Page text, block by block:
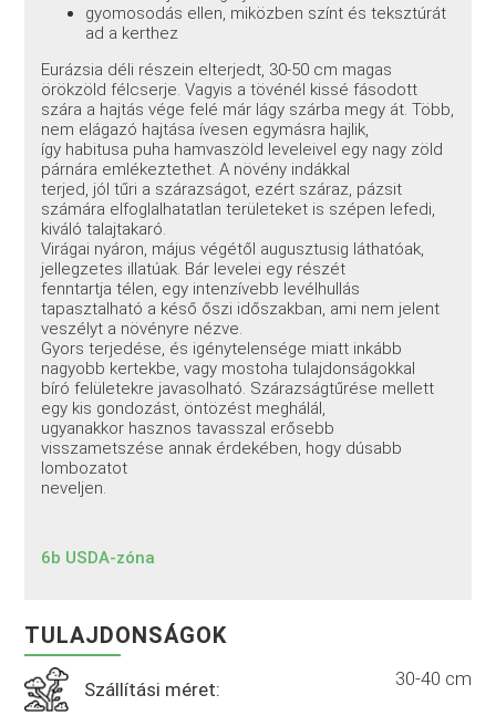
gyomosodás ellen, miközben színt és teksztúrát
ad a kerthez
Eurázsia déli részein elterjedt, 30-50 cm magas
örökzöld félcserje. Vagyis a tövénél kissé fásodott
szára a hajtás vége felé már lágy szárba megy át. Több,
nem elágazó hajtása ívesen egymásra hajlik,
így habitusa puha hamvaszöld leveleivel egy nagy zöld
párnára emlékeztethet. A növény indákkal
terjed, jól tűri a szárazságot, ezért száraz, pázsit
számára elfoglalhatatlan területeket is szépen lefedi,
kiváló talajtakaró.
Virágai nyáron, május végétől augusztusig láthatóak,
jellegzetes illatúak. Bár levelei egy részét
fenntartja télen, egy intenzívebb levélhullás
tapasztalható a késő őszi időszakban, ami nem jelent
veszélyt a növényre nézve.
Gyors terjedése, és igénytelensége miatt inkább
nagyobb kertekbe, vagy mostoha tulajdonságokkal
bíró felületekre javasolható. Szárazságtűrése mellett
egy kis gondozást, öntözést meghálál,
ugyanakkor hasznos tavasszal erősebb
visszametszése annak érdekében, hogy dúsabb
lombozatot
neveljen.
6b USDA-zóna
TULAJDONSÁGOK
Szállítási méret: 30-40 cm